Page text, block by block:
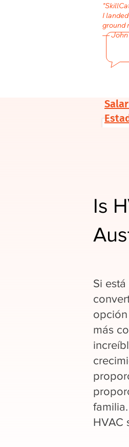
I
ground
— John
Is
Si
más
HVAC